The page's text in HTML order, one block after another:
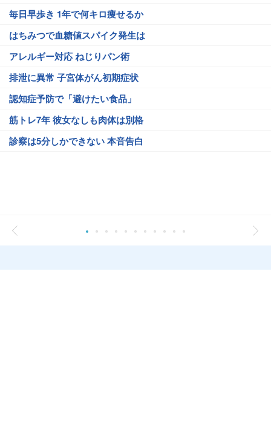
毎日早歩き 1年で何キロ痩せるか
はちみつで血糖値スパイク発生は
アレルギー対応 ねじりパン術
排泄に異常 子宮体がん初期症状
認知症予防で「避けたい食品」
筋トレ7年 彼女なしも肉体は別格
診察は5分しかできない 本音告白